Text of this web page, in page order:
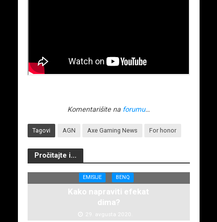
Komentarišite na forumu…
Tagovi AGN Axe Gaming News For honor
Pročitajte i...
EMISIJE BENQ
Kako napraviti efekat
dima?
29. avgusta 2020.